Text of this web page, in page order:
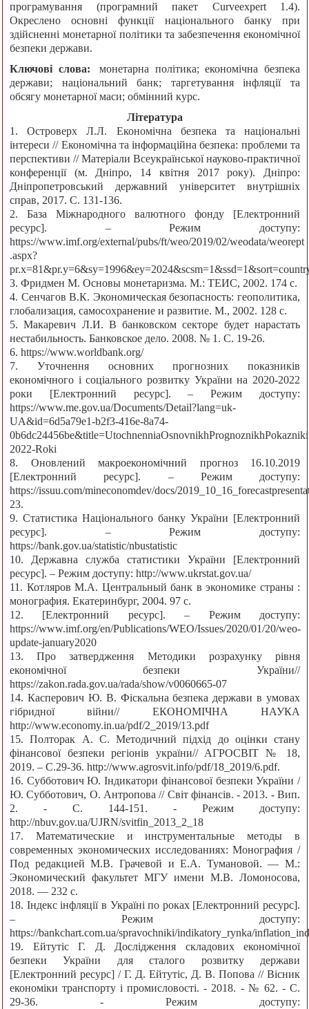
програмування (програмний пакет Curveexpert 1.4).
Окреслено основні функції національного банку при
здійсненні монетарної політики та забезпечення економічної
безпеки держави.
Ключові слова:
монетарна політика; економічна безпека
держави; національний банк; таргетування інфляції та
обсягу монетарної маси; обмінний курс.
Література
1. Островерх Л.Л. Економічна безпека та національні
інтереси // Економічна та інформаційна безпека: проблеми та
перспективи // Матеріали Всеукраїнської науково-практичної
конференції (м. Дніпро, 14 квітня 2017 року). Дніпро:
Дніпропетровський державний університет внутрішніх
справ, 2017. С. 131-136.
2. База Міжнародного валютного фонду [Електронний
ресурс]. – Режим доступу:
https://www.imf.org/external/pubs/ft/weo/2019/02/weodata/weorept
.aspx?
3. Фридмен М. Основы монетаризма. М.: ТЕИС, 2002. 174 с.
4. Сенчагов В.К. Экономическая безопасность: геополитика,
глобализация, самосохранение и развитие. М., 2002. 128 с.
5. Макаревич Л.И. В банковском секторе будет нарастать
нестабильность. Банковское дело. 2008. № 1. С. 19-26.
6. https://www.worldbank.org/
7. Уточнення основних прогнозних показників
економічного і соціального розвитку України на 2020-2022
роки [Електронний ресурс]. – Режим доступу:
https://www.me.gov.ua/Documents/Detail?lang=uk-
UA&id=6d5a79e1-b2f3-416e-8a74-
2022-Roki
8. Оновлений макроекономічний прогноз 16.10.2019
[Електронний ресурс]. – Режим доступу:
https://issuu.com/mineconomdev/docs/
23.
9. Статистика Національного банку України [Електронний
ресурс]. – Режим доступу:
https://bank.gov.ua/statistic/nbustatistic
10. Державна служба статистики України [Електронний
ресурс]. – Режим доступу: http://www.ukrstat.gov.ua/
11. Котляров М.А. Центральный банк в экономике страны :
монография. Екатеринбург, 2004. 97 с.
12. [Електронний ресурс]. – Режим доступу:
https://www.imf.org/en/Publications/WEO/Issues/2020/01/20/weo-
update-january2020
13. Про затвердження Методики розрахунку рівня
економічної безпеки України//
https://zakon.rada.gov.ua/rada/show/v0060665-07
14. Касперович Ю. В. Фіскальна безпека держави в умовах
гібридної війни// ЕКОНОМІЧНА НАУКА
http://www.economy.in.ua/pdf/2_2019/13.pdf
15. Полторак А. С. Методичний підхід до оцінки стану
фінансової безпеки регіонів україни// АГРОСВІТ № 18,
2019. – C.29-36. http://www.agrosvit.info/pdf/18_2019/6.pdf.
16. Субботович Ю. Індикатори фінансової безпеки України /
Ю. Субботович, О. Антропова // Світ фінансів. - 2013. - Вип.
2. - С. 144-151. - Режим доступу:
http://nbuv.gov.ua/UJRN/svitfin_2013_2_18
17. Математические и инструментальные методы в
современных экономических исследованиях: Монография /
Под редакцией М.В. Грачевой и Е.А. Тумановой. — М.:
Экономический факультет МГУ имени М.В. Ломоносова,
2018. — 232 с.
18. Індекс інфляції в Україні по роках [Електронний ресурс].
– Режим доступу:
https://bankchart.com.ua/spravochniki/indikatory_rynka/
19. Ейтутіс Г. Д. Дослідження складових економічної
безпеки України для сталого розвитку держави
[Електронний ресурс] / Г. Д. Ейтутіс, Д. В. Попова // Вісник
економіки транспорту і промисловості. - 2018. - № 62. - С.
29-36. - Режим доступу: